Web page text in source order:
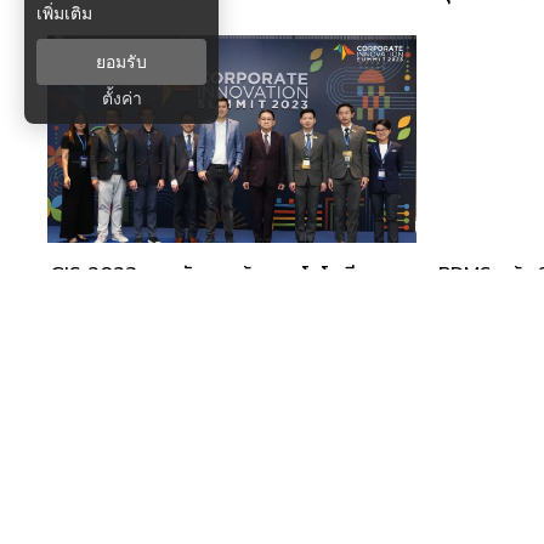
CIS 2023 งานสัมมนาด้านเทคโนโลยีและ
BDMS คว้า
เพิ่มเติม
ยอมรับ
ตั้งค่า